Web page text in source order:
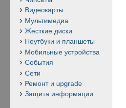
Видеокарты
Мультимедиа
Жесткие диски
Ноутбуки и планшеты
Мобильные устройства
События
Сети
Ремонт и upgrade
Защита информации